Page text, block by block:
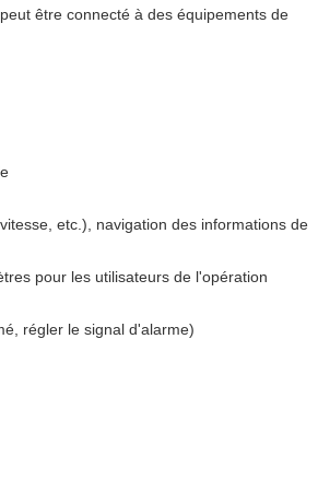
être connecté à des équipements de
etc.), navigation des informations de
pour les utilisateurs de l'opération
régler le signal d'alarme)